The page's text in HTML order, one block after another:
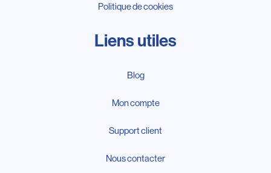
Politique de cookies
Liens utiles
Blog
Mon compte
Support client
Nous contacter